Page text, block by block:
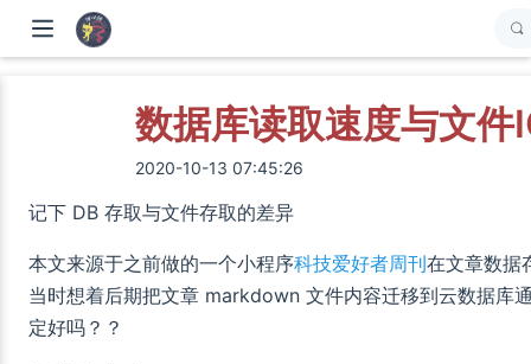
数据库读取速度与文件
2020-10-13 07:45:26
记下 DB 存取与文件存取的差异
本文来源于之前做的一个小程序科技爱好者周刊在文章数据
当时想着后期把文章 markdown 文件内容迁移到云数据库
定好吗？？